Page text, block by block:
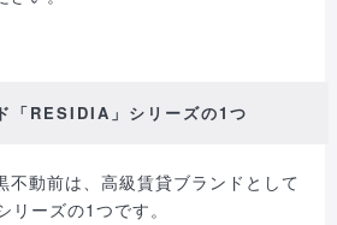
「RESIDIA」シリーズの1つ
不動前は、高級賃貸ブランドとして
リーズの1つです。